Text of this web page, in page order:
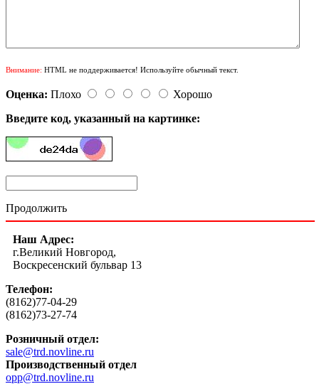
Внимание: HTML не поддерживается! Используйте обычный текст.
Оценка: Плохо
Хорошо
Введите код, указанный на картинке:
Продолжить
Наш Адрес:
г.Великий Новгород,
Воскресенский бульвар 13
Телефон:
(8162)77-04-29
(8162)73-27-74
Розничный отдел:
sale@trd.novline.ru
Производственный отдел
opp@trd.novline.ru